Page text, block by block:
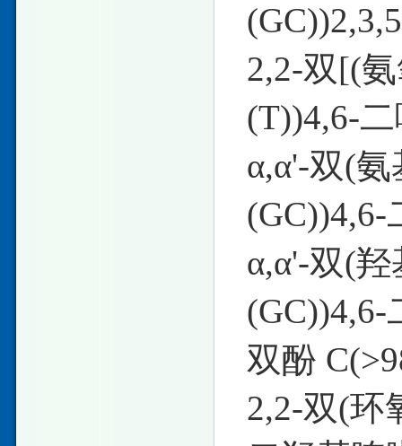
2,2-双[(
(T))4,6-
α,α'-双(氨
(GC))4,6-
α,α'-双(羟
(GC))4,6-
双酚
2,2-双(环